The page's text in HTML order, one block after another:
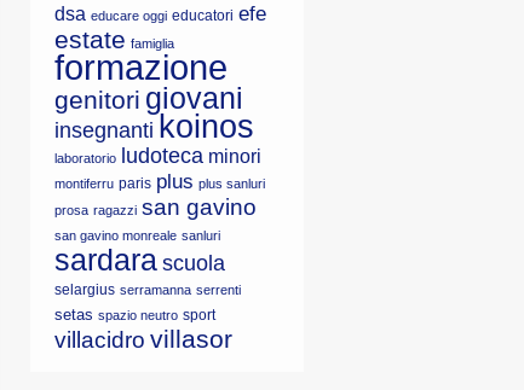
dsa educare oggi educatori efe
estate famiglia
formazione
genitori giovani
insegnanti koinos
laboratorio ludoteca minori
montiferru paris plus plus sanluri
prosa ragazzi san gavino
san gavino monreale sanluri
sardara scuola
selargius serramanna serrenti
setas spazio neutro sport
villacidro villasor